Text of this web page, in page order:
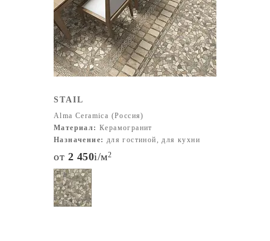
STAIL
Alma Ceramica (Россия)
Материал: Керамогранит
Назначение: для гостиной, для кухни
от 2 450i/м2